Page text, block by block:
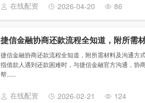
在线配资 2026-04-20 86
捷信金融协商还款流程全知道，附所需
捷信金融协商还款流程全知道，附所需材料及沟通方
指借款人遇到还款困难时，与捷信金融官方沟通，协
帮......
在线配资 2026-02-21 124